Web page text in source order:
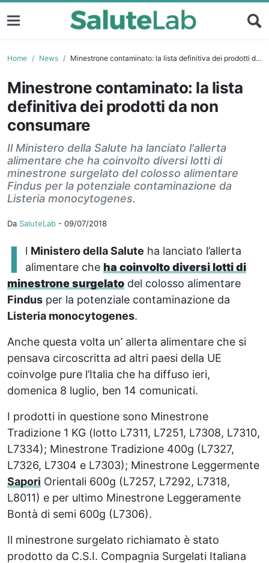
Home News Minestrone contaminato: la lista definitiva dei prodotti da non consumare
Minestrone contaminato: la lista
definitiva dei prodotti da non
consumare
Il Ministero della Salute ha lanciato l'allerta
alimentare che ha coinvolto diversi lotti di
minestrone surgelato del colosso alimentare
Findus per la potenziale contaminazione da
Listeria monocytogenes.
Da SaluteLab - 09/07/2018
I l Ministero della Salute ha lanciato l’allerta
alimentare che ha coinvolto diversi lotti di
minestrone surgelato del colosso alimentare
Findus per la potenziale contaminazione da
Listeria monocytogenes.
Anche questa volta un’ allerta alimentare che si
pensava circoscritta ad altri paesi della UE
coinvolge pure l’Italia che ha diffuso ieri,
domenica 8 luglio, ben 14 comunicati.
I prodotti in questione sono Minestrone
Tradizione 1 KG (lotto L7311, L7251, L7308, L7310,
L7334); Minestrone Tradizione 400g (L7327,
L7326, L7304 e L7303); Minestrone Leggermente
Sapori Orientali 600g (L7257, L7292, L7318,
L8011) e per ultimo Minestrone Leggeramente
Bontà di semi 600g (L7306).
Il minestrone surgelato richiamato è stato
prodotto da C.S.I. Compagnia Surgelati Italiana